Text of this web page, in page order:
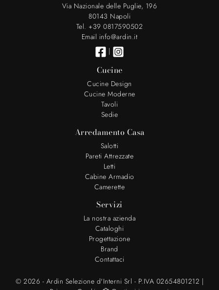
Via Nazionale delle Puglie, 196
80143 Napoli
Tel. +39 0817590502
Email info@ardin.it
|
Cucine
Cucine Design
Cucine Moderne
Tavoli
Sedie
Arredamento Casa
Salotti
Pareti Attrezzate
Letti
Cabine Armadio
Camerette
Servizi
La nostra azienda
Cataloghi
Progettazione
Brand
Contattaci
© 2026 - Ardin Selezione d'Interni Srl - P.IVA 02654801212 |